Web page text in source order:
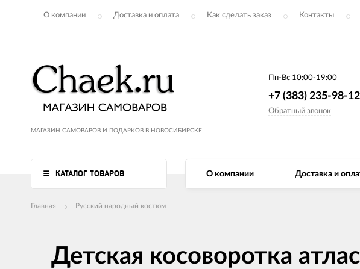
О компании Доставка и оплата Как сделать заказ Контакты
МАГАЗИН САМОВАРОВ И ПОДАРКОВ В НОВОСИБИРСКЕ
Пн-Вс 10:00-19:00
+7 (383) 235-98-12
Обратный звонок
КАТАЛОГ ТОВАРОВ О компании Доставка и
Главная Русский народный костюм
Детская косоворотка